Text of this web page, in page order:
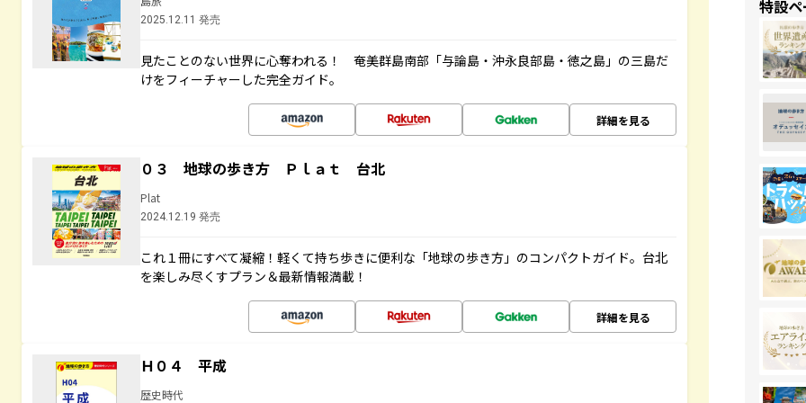
2025.12.11 発売
見たことのない世界に心奪われる！ 奄美群島南部「与論島・沖永良部島・徳之島」の三島だ
けをフィーチャーした完全ガイド。
詳細を見る
０３ 地球の歩き方 Ｐｌａｔ 台北
Plat
2024.12.19 発売
これ１冊にすべて凝縮！軽くて持ち歩きに便利な「地球の歩き方」のコンパクトガイド。台北
を楽しみ尽くすプラン＆最新情報満載！
詳細を見る
Ｈ０４ 平成
歴史時代
特設